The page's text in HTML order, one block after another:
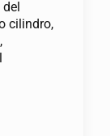
cilindro,